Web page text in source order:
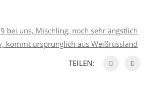
bei uns, Mischling, noch sehr ängstlich
kommt ursprünglich aus Weißrussland
TEILEN: